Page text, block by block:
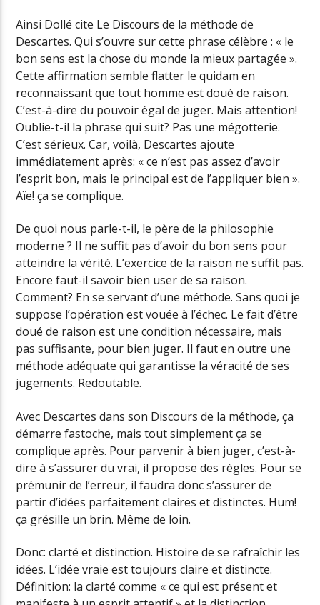
Ainsi Dollé cite Le Discours de la méthode de
Descartes. Qui s’ouvre sur cette phrase célèbre : « le
bon sens est la chose du monde la mieux partagée ».
Cette affirmation semble flatter le quidam en
reconnaissant que tout homme est doué de raison.
C’est-à-dire du pouvoir égal de juger. Mais attention!
Oublie-t-il la phrase qui suit? Pas une mégotterie.
C’est sérieux. Car, voilà, Descartes ajoute
immédiatement après: « ce n’est pas assez d’avoir
l’esprit bon, mais le principal est de l’appliquer bien ».
Aïe! ça se complique.
De quoi nous parle-t-il, le père de la philosophie
moderne ? Il ne suffit pas d’avoir du bon sens pour
atteindre la vérité. L’exercice de la raison ne suffit pas.
Encore faut-il savoir bien user de sa raison.
Comment? En se servant d’une méthode. Sans quoi je
suppose l’opération est vouée à l’échec. Le fait d’être
doué de raison est une condition nécessaire, mais
pas suffisante, pour bien juger. Il faut en outre une
méthode adéquate qui garantisse la véracité de ses
jugements. Redoutable.
Avec Descartes dans son Discours de la méthode, ça
démarre fastoche, mais tout simplement ça se
complique après. Pour parvenir à bien juger, c’est-à-
dire à s’assurer du vrai, il propose des règles. Pour se
prémunir de l’erreur, il faudra donc s’assurer de
partir d’idées parfaitement claires et distinctes. Hum!
ça grésille un brin. Même de loin.
Donc: clarté et distinction. Histoire de se rafraîchir les
idées. L’idée vraie est toujours claire et distincte.
Définition: la clarté comme « ce qui est présent et